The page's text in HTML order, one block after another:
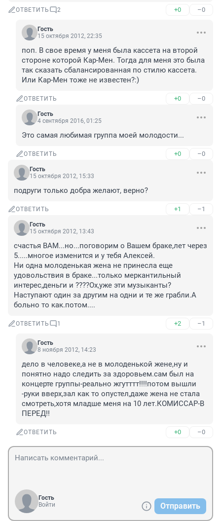
ОТВЕТИТЬ 2 +0 –0
Гость
15 октября 2012, 22:35
поп. В свое время у меня была кассета на второй
стороне которой Кар-Мен. Тогда для меня это была
так сказать сбалансированная по стилю кассета.
Или Кар-Мен тоже не известен?:)
ОТВЕТИТЬ +0 –0
Гость
4 сентября 2016, 01:25
Это самая любимая группа моей молодости...
ОТВЕТИТЬ +0 –0
Гость
15 октября 2012, 15:33
подруги только добра желают, верно?
ОТВЕТИТЬ +1 –1
Гость
15 октября 2012, 13:43
счастья ВАМ...но...поговорим о Вашем браке,лет через
5.....многое изменится и у тебя Алексей.
Ни одна молоденькая жена не принесла еще
удовольствия в браке...только меркантильный
интерес,деньги и ????Ох,уже эти музыканты?
Наступают один за другим на одни и те же грабли.А
больно то как.потом....
ОТВЕТИТЬ 1 +2 –1
Гость
8 ноября 2012, 14:23
дело в человеке,а не в молоденькой жене,ну и
понятно надо следить за здоровьем.сам был на
концерте группы-реально жгутттт!!!!потом вышли
-руки вверх,зал как то опустел,даже жена не стала
смотреть,хотя младше меня на 10 лет.КОМИССАР-В
ПЕРЕД!!
ОТВЕТИТЬ +0 –0
Гость
Войти
Отправить